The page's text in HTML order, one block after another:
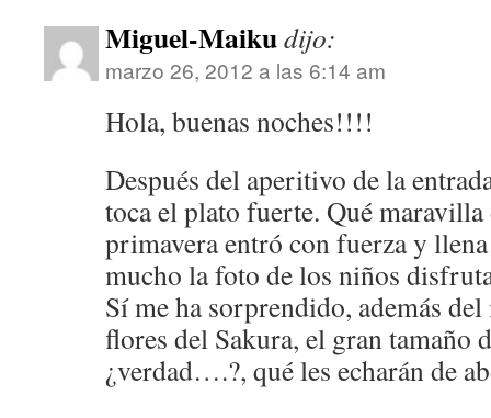
Miguel-Maikudijo:
marzo 26, 2012 a las 6:14 am
Hola, buenas noches!!!!
Después del aperitivo de la
toca el plato fuerte. Qué maravilla
primavera entró con fuerza y
mucho la foto de los niños
Sí me ha sorprendido, además
flores del Sakura, el gran tamaño
¿verdad….?, qué les echarán de